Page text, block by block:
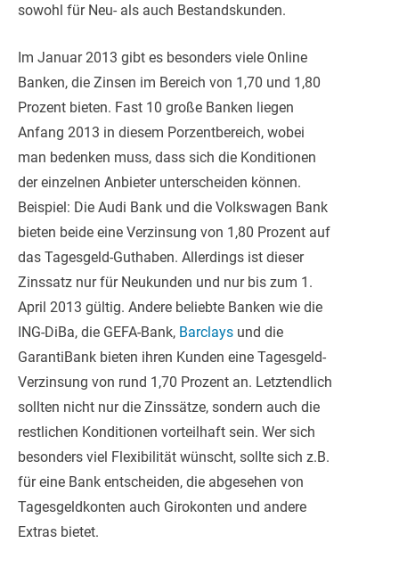
sowohl für Neu- als auch Bestandskunden.
Im Januar 2013 gibt es besonders viele Online
Banken, die Zinsen im Bereich von 1,70 und 1,80
Prozent bieten. Fast 10 große Banken liegen
Anfang 2013 in diesem Porzentbereich, wobei
man bedenken muss, dass sich die Konditionen
der einzelnen Anbieter unterscheiden können.
Beispiel: Die Audi Bank und die Volkswagen Bank
bieten beide eine Verzinsung von 1,80 Prozent auf
das Tagesgeld-Guthaben. Allerdings ist dieser
Zinssatz nur für Neukunden und nur bis zum 1.
April 2013 gültig. Andere beliebte Banken wie die
ING-DiBa, die GEFA-Bank, Barclays und die
GarantiBank bieten ihren Kunden eine Tagesgeld-
Verzinsung von rund 1,70 Prozent an. Letztendlich
sollten nicht nur die Zinssätze, sondern auch die
restlichen Konditionen vorteilhaft sein. Wer sich
besonders viel Flexibilität wünscht, sollte sich z.B.
für eine Bank entscheiden, die abgesehen von
Tagesgeldkonten auch Girokonten und andere
Extras bietet.